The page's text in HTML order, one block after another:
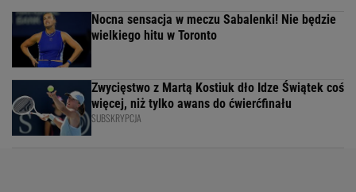
Nocna sensacja w meczu Sabalenki! Nie będzie
wielkiego hitu w Toronto
Zwycięstwo z Martą Kostiuk dło Idze Świątek coś
więcej, niż tylko awans do ćwierćfinału
SUBSKRYPCJA